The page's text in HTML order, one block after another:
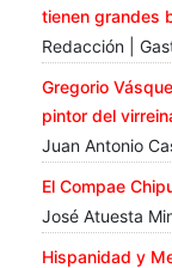
tienen grandes
Redacción |
Gregorio
pintor del
Juan Antonio
El Compae
José Atuesta
Hispanidad y